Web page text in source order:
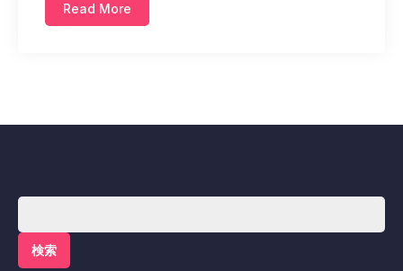
Read More
索: